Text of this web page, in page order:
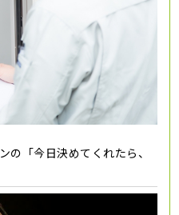
「今日決めてくれたら、